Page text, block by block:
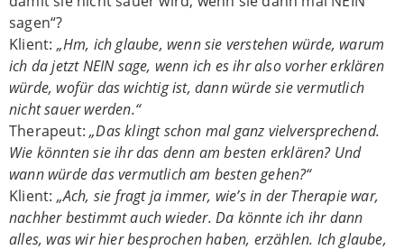
sagen“?
Klient:„Hm, ich glaube, wenn sie verstehen würde, warum
ich da jetzt NEIN sage, wenn ich es ihr also vorher erklären
würde, wofür das wichtig ist, dann würde sie vermutlich
nicht sauer werden.“
Therapeut:„Das klingt schon mal ganz vielversprechend.
Wie könnten sie ihr das denn am besten erklären? Und
wann würde das vermutlich am besten gehen?“
Klient:„Ach, sie fragt ja immer, wie’s in der Therapie war,
nachher bestimmt auch wieder. Da könnte ich ihr dann
alles, was wir hier besprochen haben, erzählen. Ich glaube,